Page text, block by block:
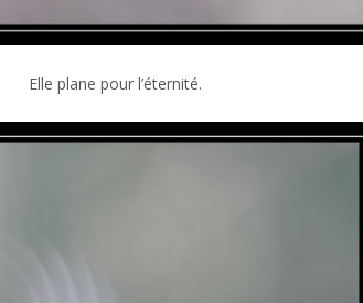
Elle plane pour l’éternité.